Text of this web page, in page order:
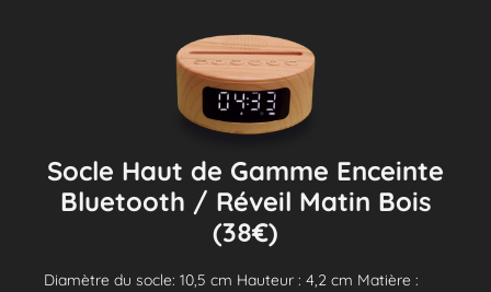
Socle Haut de Gamme Enceinte
Bluetooth / Réveil Matin Bois
(38€)
Diamètre du socle: 10,5 cm Hauteur : 4,2 cm Matière :